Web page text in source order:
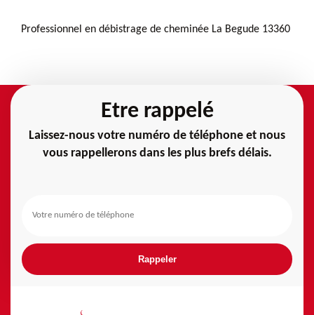
Professionnel en débistrage de cheminée La Begude 13360
Etre rappelé
Laissez-nous votre numéro de téléphone et nous
vous rappellerons dans les plus brefs délais.